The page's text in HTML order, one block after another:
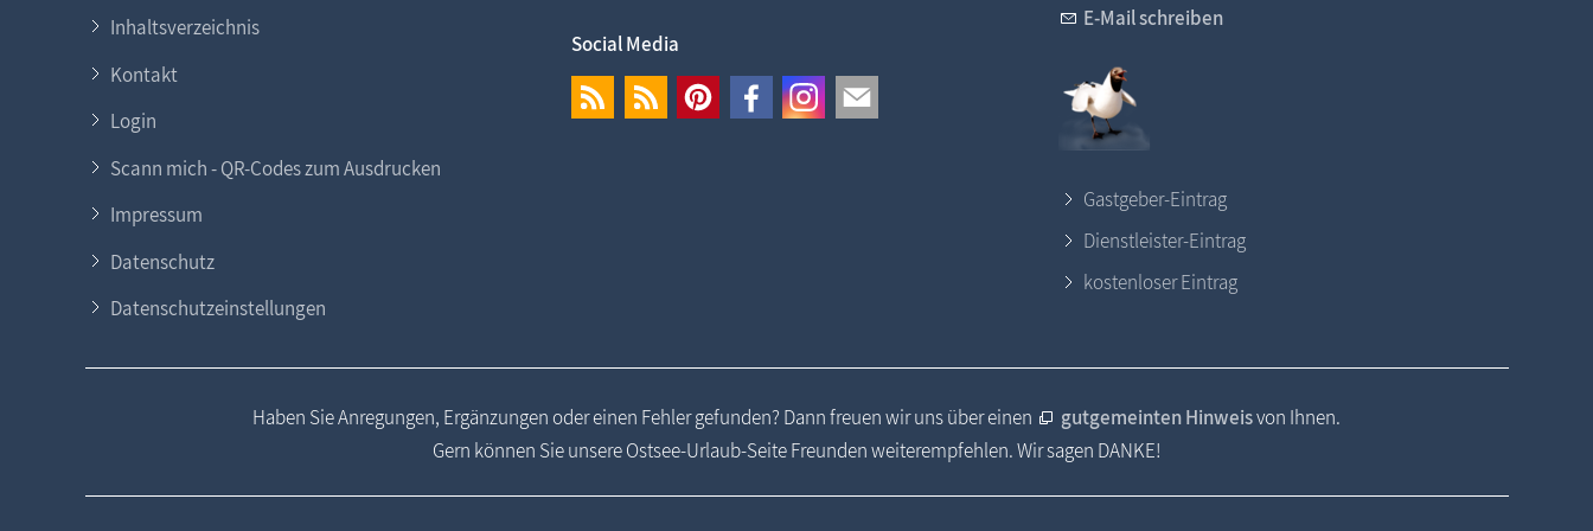
Inhaltsverzeichnis
Kontakt
Login
Scann mich - QR-Codes zum Ausdrucken
Impressum
Datenschutz
Datenschutzeinstellungen
Social Media
E-Mail schreiben
Gastgeber-Eintrag
Dienstleister-Eintrag
kostenloser Eintrag
Haben Sie Anregungen, Ergänzungen oder einen Fehler gefunden? Dann freuen wir uns über einen gutgemeinten Hinweisvon Ihnen.
Gern können Sie unsere Ostsee-Urlaub-Seite Freunden weiterempfehlen. Wir sagen DANKE!